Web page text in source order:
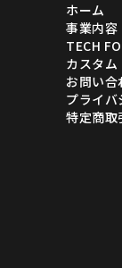
ホーム
事業内容
TECH
カスタム
お問い合
プライバ
特定商取